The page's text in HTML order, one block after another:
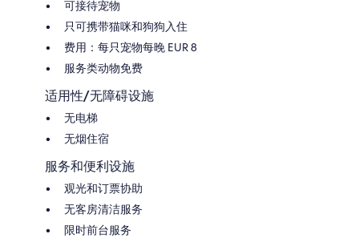
可接待宠物
只可携带猫咪和狗狗入住
费用：每只宠物每晚 EUR 8
服务类动物免费
适用性/无障碍设施
无电梯
无烟住宿
服务和便利设施
观光和订票协助
无客房清洁服务
限时前台服务